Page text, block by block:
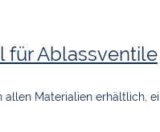
für Ablassventile
allen Materialien erhältlich,